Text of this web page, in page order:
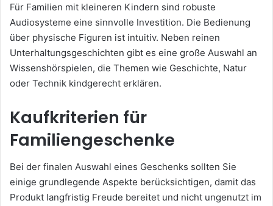
Für Familien mit kleineren Kindern sind robuste
Audiosysteme eine sinnvolle Investition. Die Bedienung
über physische Figuren ist intuitiv. Neben reinen
Unterhaltungsgeschichten gibt es eine große Auswahl an
Wissenshörspielen, die Themen wie Geschichte, Natur
oder Technik kindgerecht erklären.
Kaufkriterien für
Familiengeschenke
Bei der finalen Auswahl eines Geschenks sollten Sie
einige grundlegende Aspekte berücksichtigen, damit das
Produkt langfristig Freude bereitet und nicht ungenutzt im